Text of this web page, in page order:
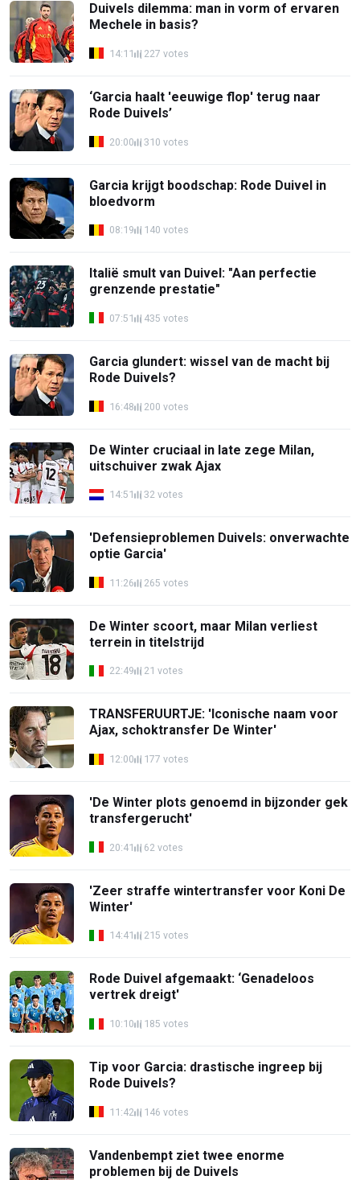
Duivels dilemma: man in vorm of ervaren
Mechele in basis?
14:11 227 votes
‘Garcia haalt 'eeuwige flop' terug naar
Rode Duivels’
20:00 310 votes
Garcia krijgt boodschap: Rode Duivel in
bloedvorm
08:19 140 votes
Italië smult van Duivel: "Aan perfectie
grenzende prestatie"
07:51 435 votes
Garcia glundert: wissel van de macht bij
Rode Duivels?
16:48 200 votes
De Winter cruciaal in late zege Milan,
uitschuiver zwak Ajax
14:51 32 votes
'Defensieproblemen Duivels: onverwachte
optie Garcia'
11:26 265 votes
De Winter scoort, maar Milan verliest
terrein in titelstrijd
22:49 21 votes
TRANSFERUURTJE: 'Iconische naam voor
Ajax, schoktransfer De Winter'
12:00 177 votes
'De Winter plots genoemd in bijzonder gek
transfergerucht'
20:41 62 votes
'Zeer straffe wintertransfer voor Koni De
Winter'
14:41 215 votes
Rode Duivel afgemaakt: ‘Genadeloos
vertrek dreigt'
10:10 185 votes
Tip voor Garcia: drastische ingreep bij
Rode Duivels?
11:42 146 votes
Vandenbempt ziet twee enorme
problemen bij de Duivels